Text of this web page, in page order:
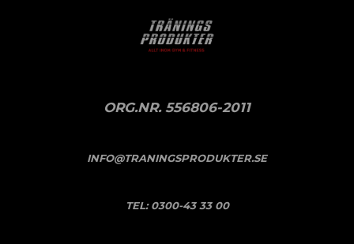
ORG.NR. 556806-2011
INFO@TRANINGSPRODUKTER.SE
TEL:0300-43 33 00